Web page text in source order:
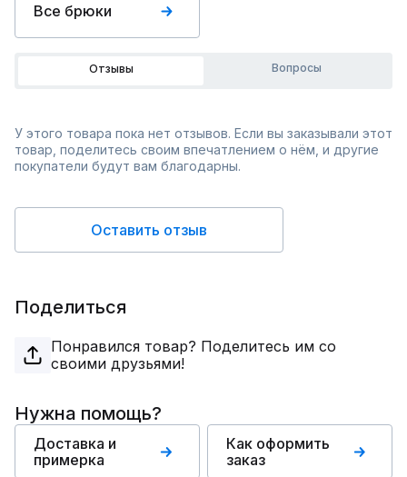
Все брюки
Отзывы Вопросы
У этого товара пока нет отзывов. Если вы заказывали этот
товар, поделитесь своим впечатлением о нём, и другие
покупатели будут вам благодарны.
Оставить отзыв
Поделиться
Понравился товар? Поделитесь им со
своими друзьями!
Нужна помощь?
Доставка и
примерка
Как оформить
заказ